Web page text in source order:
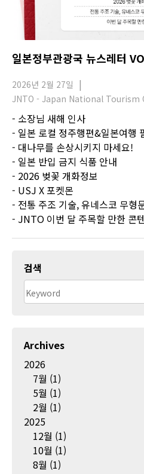
일본정부관광국 뉴스레터
2026년 2월 27일
JNTO - Japan National
- 소장님 새해 인사
- 일본 로컬 정주행편&일본여행
- 대나무를 손상시키지 마세요!
- 일본 반입 금지 식품 안내
- 2026 벚꽃 개화정보
- USJ X 포켓몬
- 전통 주조 기술, 유네스코 무형
- JNTO 이번 달 주목할 만한 콘
검색
Archives
2026
7월 (1)
5월 (1)
2월 (1)
2025
12월 (1)
10월 (1)
8월 (1)